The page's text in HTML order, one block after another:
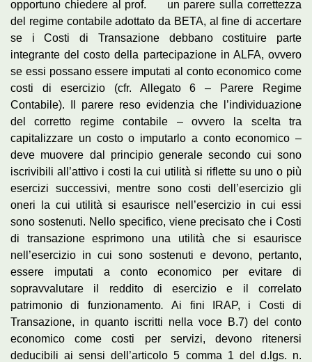
opportuno chiedere al prof. un parere sulla correttezza
del regime contabile adottato da BETA, al fine di accertare
se i Costi di Transazione debbano costituire parte
integrante del costo della partecipazione in ALFA, ovvero
se essi possano essere imputati al conto economico come
costi di esercizio (cfr. Allegato 6 – Parere Regime
Contabile). Il parere reso evidenzia che l’individuazione
del corretto regime contabile – ovvero la scelta tra
capitalizzare un costo o imputarlo a conto economico –
deve muovere dal principio generale secondo cui sono
iscrivibili all’attivo i costi la cui utilità si riflette su uno o più
esercizi successivi, mentre sono costi dell’esercizio gli
oneri la cui utilità si esaurisce nell’esercizio in cui essi
sono sostenuti. Nello specifico, viene precisato che i Costi
di transazione esprimono una utilità che si esaurisce
nell’esercizio in cui sono sostenuti e devono, pertanto,
essere imputati a conto economico per evitare di
sopravvalutare il reddito di esercizio e il correlato
patrimonio di funzionamento.Ai fini IRAP, i Costi di
Transazione, in quanto iscritti nella voce B.7) del conto
economico come costi per servizi, devono ritenersi
deducibili ai sensi dell’articolo 5 comma 1 del d.lgs. n.